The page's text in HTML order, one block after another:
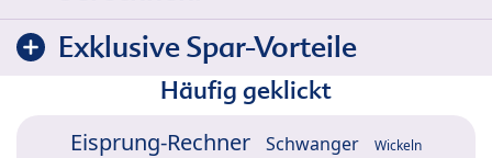
Exklusive Spar-Vorteile
Häufig geklickt
Eisprung-Rechner Schwanger Wickeln